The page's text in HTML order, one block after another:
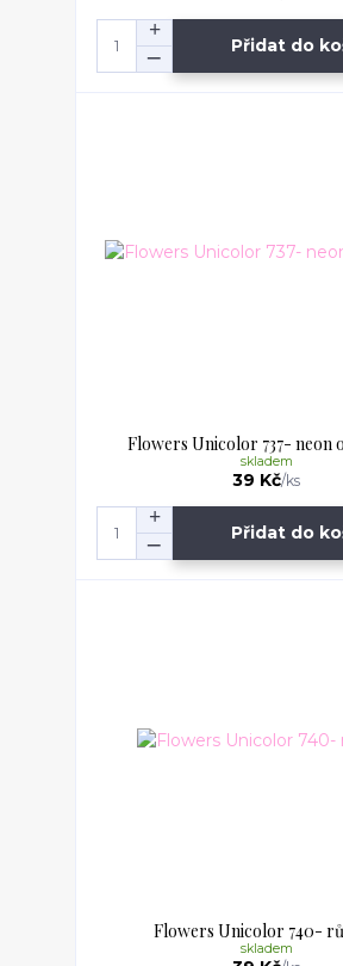
Přidat do
Flowers Unicolor 737- neon
39 Kč/ks
skladem
Přidat do
Flowers Unicolor 740-
skladem